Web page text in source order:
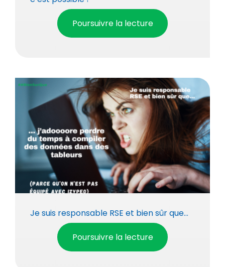
Poursuivre la lecture
Je suis responsable RSE et bien sûr que…
Poursuivre la lecture